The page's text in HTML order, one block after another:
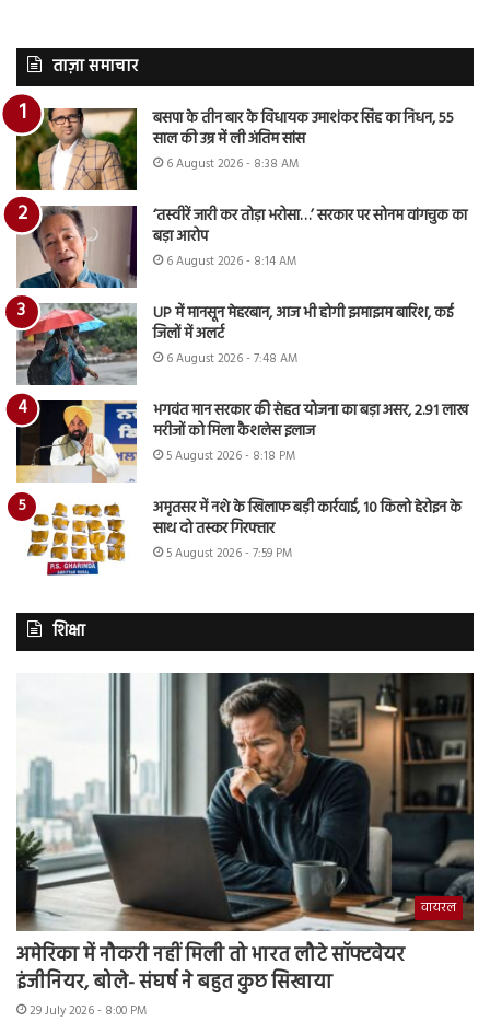
ताज़ा समाचार
बसपा के तीन बार के विधायक उमाशंकर सिंह का निधन, 55
साल की उम्र में ली अंतिम सांस
6 August 2026 - 8:38 AM
‘तस्वीरें जारी कर तोड़ा भरोसा…’ सरकार पर सोनम वांगचुक का
बड़ा आरोप
6 August 2026 - 8:14 AM
UP में मानसून मेहरबान, आज भी होगी झमाझम बारिश, कई
जिलों में अलर्ट
6 August 2026 - 7:48 AM
भगवंत मान सरकार की सेहत योजना का बड़ा असर, 2.91 लाख
मरीजों को मिला कैशलेस इलाज
5 August 2026 - 8:18 PM
अमृतसर में नशे के खिलाफ बड़ी कार्रवाई, 10 किलो हेरोइन के
साथ दो तस्कर गिरफ्तार
5 August 2026 - 7:59 PM
शिक्षा
वायरल
अमेरिका में नौकरी नहीं मिली तो भारत लौटे सॉफ्टवेयर
इंजीनियर, बोले- संघर्ष ने बहुत कुछ सिखाया
29 July 2026 - 8:00 PM